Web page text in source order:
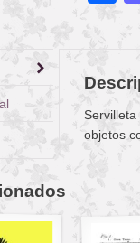
objetos